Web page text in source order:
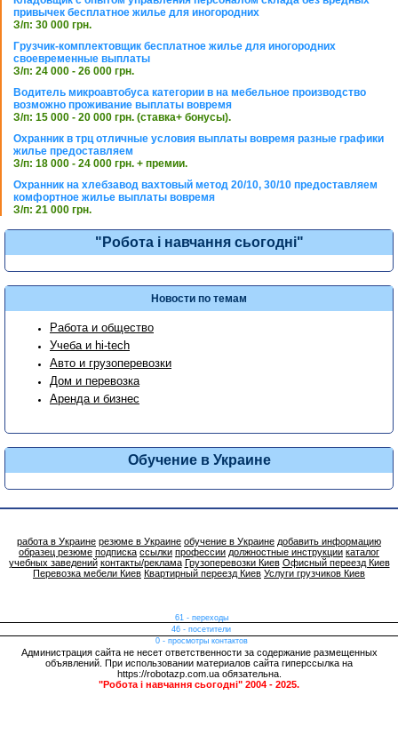
привычек бесплатное жилье для иногородних
З/п: 30 000 грн.
Грузчик-комплектовщик бесплатное жилье для иногородних
своевременные выплаты
З/п: 24 000 - 26 000 грн.
Водитель микроавтобуса категории в на мебельное производство
возможно проживание выплаты вовремя
З/п: 15 000 - 20 000 грн. (ставка+ бонусы).
Охранник в трц отличные условия выплаты вовремя разные графики
жилье предоставляем
З/п: 18 000 - 24 000 грн. + премии.
Охранник на хлебзавод вахтовый метод 20/10, 30/10 предоставляем
комфортное жилье выплаты вовремя
З/п: 21 000 грн.
"Робота і навчання сьогодні"
Новости по темам
Работа и общество
Учеба и hi-tech
Авто и грузоперевозки
Дом и перевозка
Аренда и бизнес
Обучение в Украине
работа в Украине резюме в Украине обучение в Украине добавить информацию
образец резюме подписка ссылки профессии должностные инструкции каталог
учебных заведений контакты/реклама Грузоперевозки Киев Офисный переезд Киев
Перевозка мебели Киев Квартирный переезд Киев Услуги грузчиков Киев
61 - переходы
46 - посетители
0 - просмотры контактов
Администрация сайта не несет ответственности за содержание размещенных
объявлений. При использовании материалов сайта гиперссылка на
https://robotazp.com.ua обязательна.
"Робота і навчання сьогодні" 2004 - 2025.